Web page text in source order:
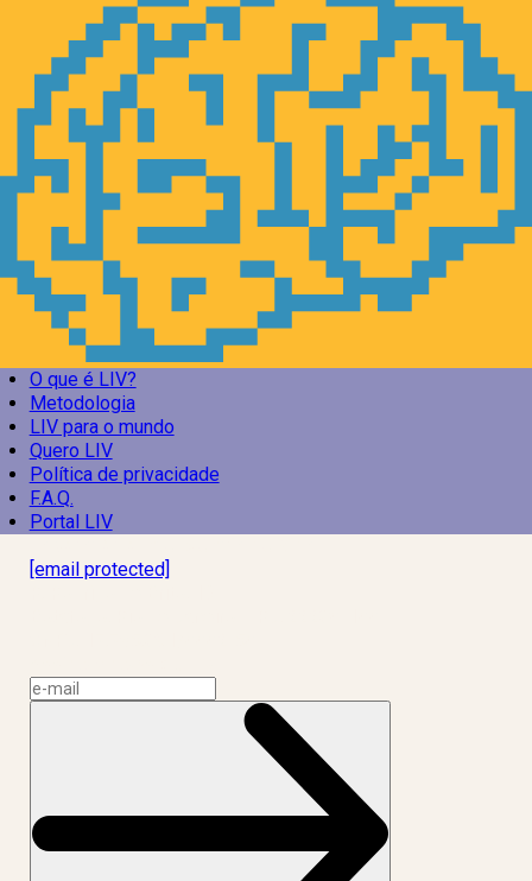
O que é LIV?
Metodologia
LIV para o mundo
Quero LIV
Política de privacidade
F.A.Q.
Portal LIV
[email protected]